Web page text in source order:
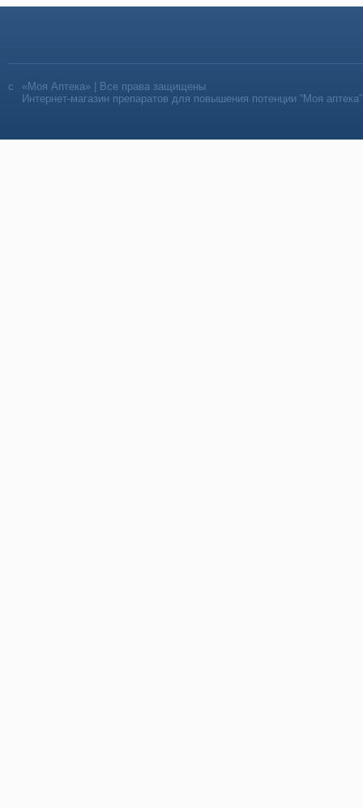
«Моя Аптека» | Все права защищены
Интернет-магазин препаратов для повышения потенции “Моя